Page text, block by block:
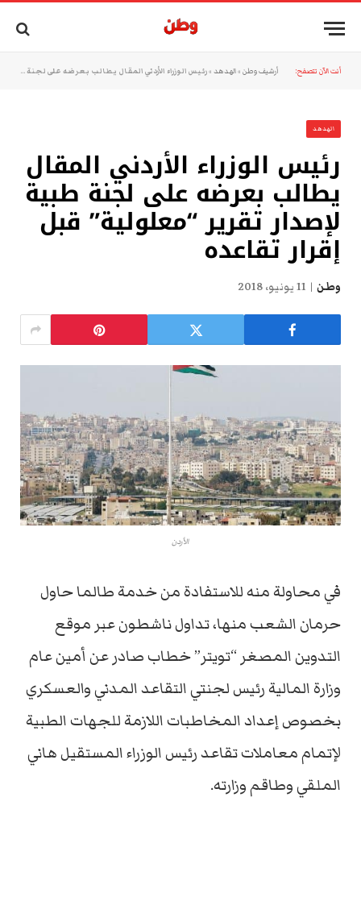
أنت الآن تتصفح: أرشيف وطن »الهدهد »رئيس الوزراء الأردني المقال يطالب بعرضه على لجنة طبية لإصدار تقرير “معلولية” قبل إقرار تقاعده
الهدهد
رئيس الوزراء الأردني المقال
يطالب بعرضه على لجنة طبية
لإصدار تقرير “معلولية” قبل
إقرار تقاعده
وطن 11 يونيو، 2018
الأردن
في محاولة منه للاستفادة من خدمة طالما حاول
حرمان الشعب منها، تداول ناشطون عبر موقع
التدوين المصغر “تويتر” خطاب صادر عن أمين عام
وزارة المالية رئيس لجنتي التقاعد المدني والعسكري
بخصوص إعداد المخاطبات اللازمة للجهات الطبية
لإتمام معاملات تقاعد رئيس الوزراء المستقيل هاني
الملقي وطاقم وزارته.